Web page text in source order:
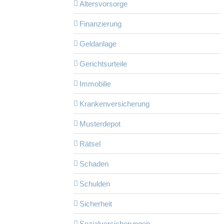
Altersvorsorge
Finanzierung
Geldanlage
Gerichtsurteile
Immobilie
Krankenversicherung
Musterdepot
Rätsel
Schaden
Schulden
Sicherheit